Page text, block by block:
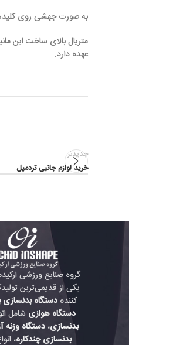
به صورت جهشی روی کلیدهای مانیتور، تغییر
متریال بالای ساخت این مانیتور باعث
خرید لوازم جانبی تردمیل
گروه صنایع ورزشی ارکیدمهر به عنوان
یکی از قدیمی‌ترین تولیدکننده و وارد
دستگاه بدنسازی باشگاهیو
شامل انواعنیمکت
دستگاه وزنه آزاد،دستگاه
بدنسازی چندکاره
، انواعتردمیل